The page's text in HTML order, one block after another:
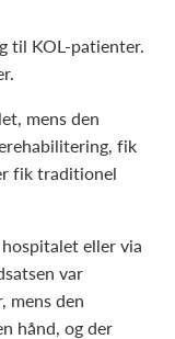
til KOL-patienter.
mens den
fik
fik traditionel
eller via
var
mens den
hånd, og der